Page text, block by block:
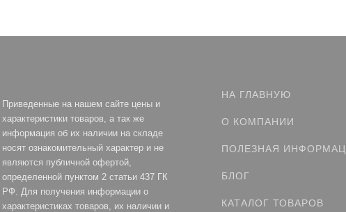
Приведенные на нашем сайте цены и
характеристики товаров, а так же
информация об их наличии на складе
носят ознакомительный характер и не
являются публичной офертой,
определенной пунктом 2 статьи 437 ГК
РФ. Для получения информации о
характеристиках товаров, их наличии и
НА ГЛАВНУЮ
О КОМПАНИИ
ПОЛЕЗНАЯ
БЛОГ
КАТАЛОГ ТОВАРОВ